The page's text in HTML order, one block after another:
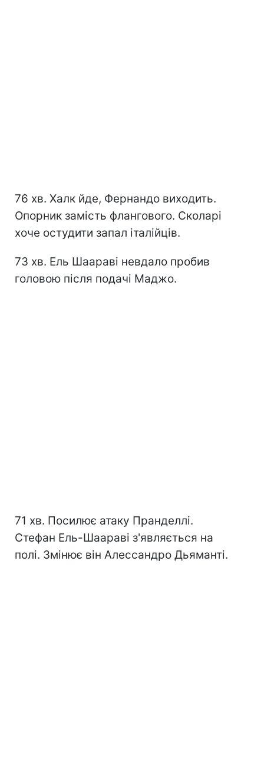
76 хв. Халк йде, Фернандо виходить.
Опорник замість флангового. Сколарі
хоче остудити запал італійців.
73 хв. Ель Шаараві невдало пробив
головою після подачі Маджо.
71 хв. Посилює атаку Пранделлі.
Стефан Ель-Шаараві з'являється на
полі. Змінює він Алессандро Дьяманті.